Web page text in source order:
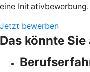
eine Initiativbewerbung.
Jetzt bewerben
Das könnte